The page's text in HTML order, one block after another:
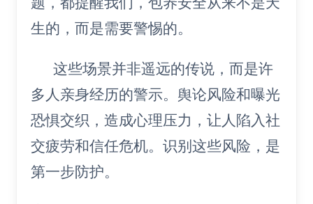
生的，而是需要警惕的。
这些场景并非遥远的传说，而是许
多人亲身经历的警示。舆论风险和曝光
恐惧交织，造成心理压力，让人陷入社
交疲劳和信任危机。识别这些风险，是
第一步防护。